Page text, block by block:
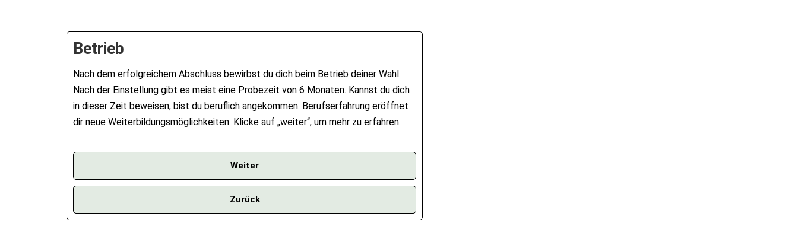
Betrieb
Nach dem erfolgreichem Abschluss bewirbst du dich beim Betrieb deiner Wahl.
Nach der Einstellung gibt es meist eine Probezeit von 6 Monaten. Kannst du dich
in dieser Zeit beweisen, bist du beruflich angekommen. Berufserfahrung eröffnet
dir neue Weiterbildungsmöglichkeiten. Klicke auf „weiter“, um mehr zu erfahren.
Weiter
Zurück